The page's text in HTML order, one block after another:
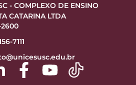
- COMPLEXO DE ENSINO
CATARINA LTDA
7111